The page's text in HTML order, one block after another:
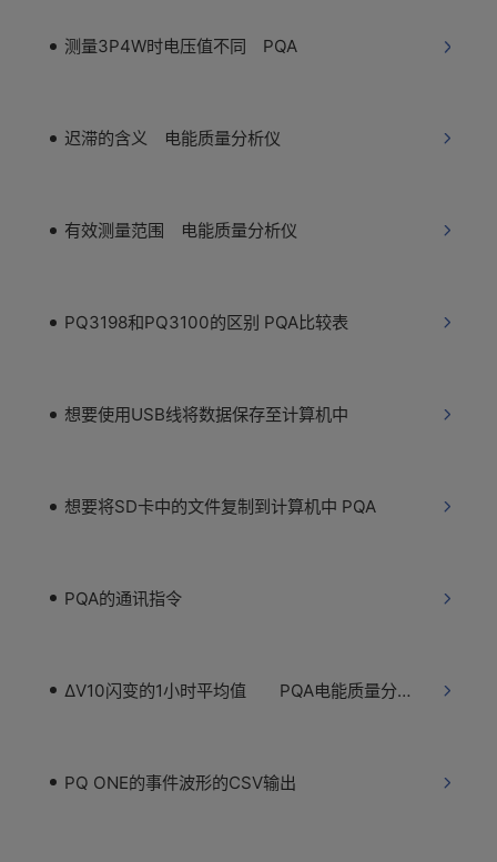
测量3P4W时电压值不同 PQA
迟滞的含义 电能质量分析仪
有效测量范围 电能质量分析仪
PQ3198和PQ3100的区别 PQA比较表
想要使用USB线将数据保存至计算机中
想要将SD卡中的文件复制到计算机中 PQA
PQA的通讯指令
ΔV10闪变的1小时平均值 PQA电能质量分析仪
PQ ONE的事件波形的CSV输出